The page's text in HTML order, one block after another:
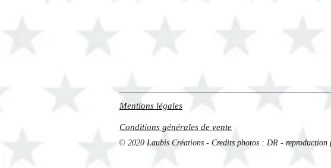
Mentions légales
Conditions générales de vente
© 2020 Laubis Créations - Credits photos : DR - reproduction